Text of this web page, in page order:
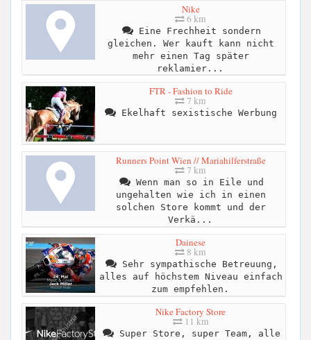
Nike
6 km
Eine Frechheit sondern
gleichen. Wer kauft kann nicht
mehr einen Tag später
reklamier...
FTR - Fashion to Ride
7 km
Ekelhaft sexistische Werbung
Runners Point Wien // Mariahilferstraße
7 km
Wenn man so in Eile und
ungehalten wie ich in einen
solchen Store kommt und der
Verkä...
Dainese
8 km
Sehr sympathische Betreuung,
alles auf höchstem Niveau einfach
zum empfehlen.
Nike Factory Store
11 km
Super Store, super Team, alle